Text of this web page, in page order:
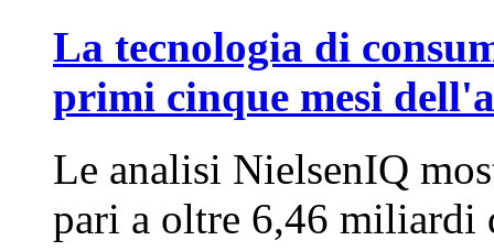
La tecnologia di
primi cinque mesi
Le analisi NielsenIQ
pari a oltre 6,46